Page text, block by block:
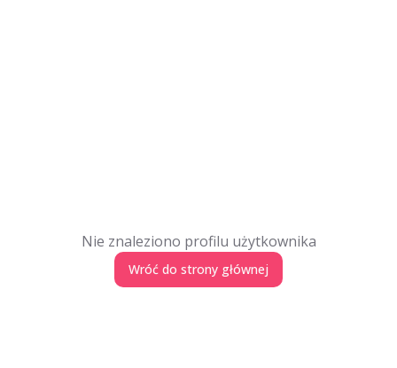
Nie znaleziono profilu użytkownika
Wróć do strony głównej